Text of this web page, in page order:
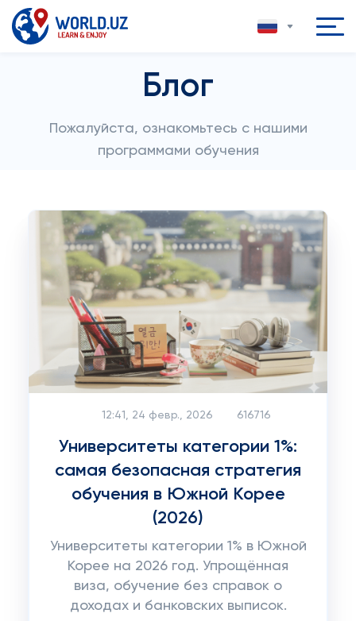
Блог
Пожалуйста, ознакомьтесь с нашими
программами обучения
12:41, 24 февр., 2026 616716
Университеты категории 1%:
самая безопасная стратегия
обучения в Южной Корее
(2026)
Университеты категории 1% в Южной
Корее на 2026 год. Упрощённая
виза, обучение без справок о
доходах и банковских выписок.